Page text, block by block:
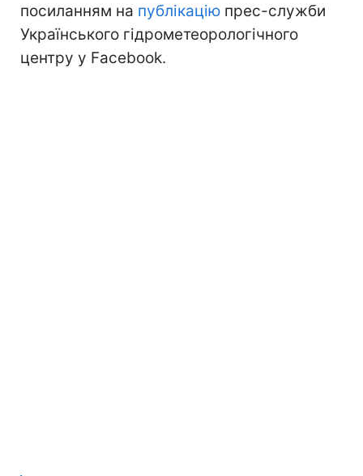
посиланням на публікацію прес-служби
Українського гідрометеорологічного
центру у Facebook.